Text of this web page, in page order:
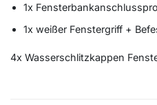
1x
1x weißer Fenstergriff +
4x Wasserschlitzkappen